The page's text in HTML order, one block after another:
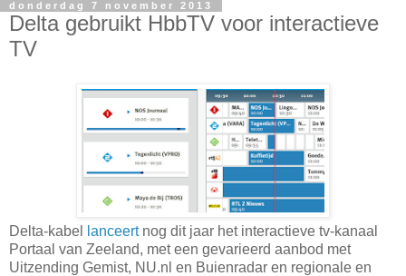
donderdag 7 november 2013
Delta gebruikt HbbTV voor interactieve
TV
Delta-kabel lanceertnog dit jaar het interactieve tv-kanaal
Portaal van Zeeland, met een gevarieerd aanbod met
Uitzending Gemist, NU.nl en Buienradar en regionale en